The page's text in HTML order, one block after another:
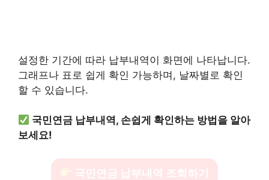
설정한 기간에 따라 납부내역이 화면에 나타납니다.
그래프나 표로 쉽게 확인 가능하며, 날짜별로 확인
할 수 있습니다.
국민연금 납부내역, 손쉽게 확인하는 방법을 알아
보세요!
국민연금 납부내역 조회하기